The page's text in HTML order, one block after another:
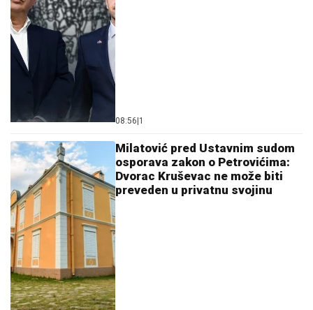
08:56|1
Milatović pred Ustavnim sudom
osporava zakon o Petrovićima:
Dvorac Kruševac ne može biti
preveden u privatnu svojinu